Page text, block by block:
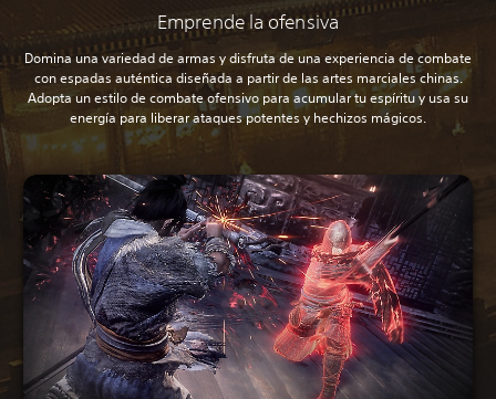
Emprende la ofensiva
Domina una variedad de armas y disfruta de una experiencia de combate
con espadas auténtica diseñada a partir de las artes marciales chinas.
Adopta un estilo de combate ofensivo para acumular tu espíritu y usa su
energía para liberar ataques potentes y hechizos mágicos.